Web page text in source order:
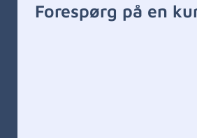
Forespørg på en